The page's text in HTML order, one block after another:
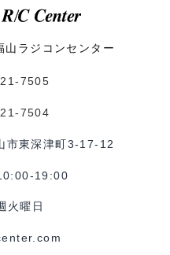
ラジコンセンター
7505
7504
市東深津町3-17-12
19:00
火曜日